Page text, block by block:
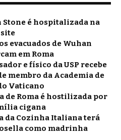
Stone é hospitalizada na
evacuados de Wuhan
em Roma
e físico da USP recebe
membro da Academia de
Vaticano
de Roma é hostilizada por
cigana
da Cozinha Italiana terá
como madrinha